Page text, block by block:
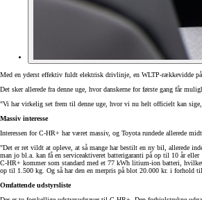
Yaris
Med en yderst effektiv fuldt elektrisk drivlinje, en WLTP-rækkevidde
Det sker allerede fra denne uge, hvor danskerne for første gang får
"Vi har virkelig set frem til denne uge, hvor vi nu helt officielt kan sige,
Massiv interesse
Interessen for C-HR+ har været massiv, og Toyota rundede allerede
"Det er ret vildt at opleve, at så mange har bestilt en ny bil, allerede
man jo bl.a. kan få en serviceaktiveret batterigaranti på op til 10 år
C-HR+ kommer som standard med et 77 kWh litium-ion batteri,
op til 1.500 kg. Og så har den en merpris på blot 20.000 kr. i forhold
Omfattende udstyrsliste